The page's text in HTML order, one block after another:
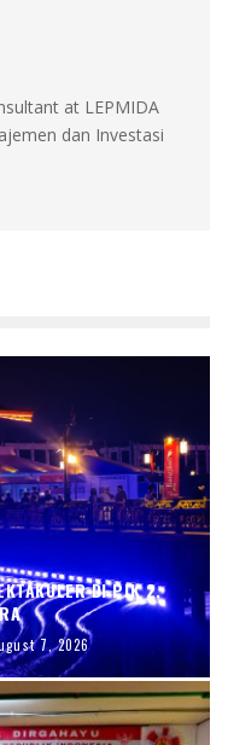
at LEPMIDA
dan Investasi
DI PIK 2,
7, 2026